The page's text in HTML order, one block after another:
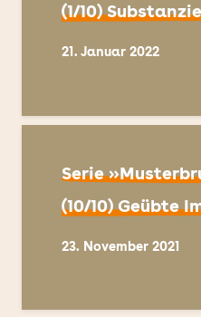
(1/10)
21. Januar 2022
Serie
(10/10) Geübte
23. November 2021